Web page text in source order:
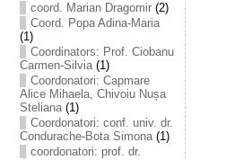
coord. Marian Dragomir(2)
Coord. Popa Adina-Maria
(1)
Coordinators: Prof. Ciobanu
Carmen-Silvia(1)
Coordonatori: Capmare
Alice Mihaela, Chivoiu Nușa
Steliana(1)
Coordonatori: conf. univ. dr.
Condurache-Bota Simona(1)
coordonatori: prof. dr.